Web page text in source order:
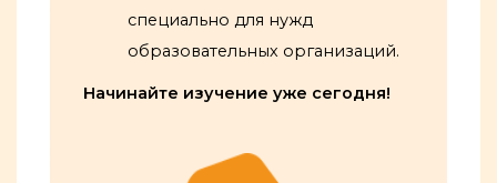
специально для нужд
образовательных организаций.
Начинайте изучение уже сегодня!